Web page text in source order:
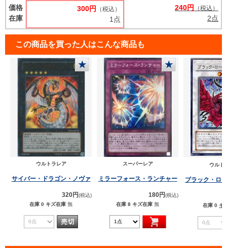
価格
在庫
300円 （税込）
1点
240円
（税込）
2点
この商品を買った人はこんな商品も
★
ウルトラレア
サイバー・ドラゴン・ノヴァ
320円(税込)
在庫 0 キズ在庫 無
★
スーパーレア
ミラーフォース・ランチャー
180円(税込)
在庫 8 キズ在庫 無
ウルト
ブラック・ロ
在庫 0 キ